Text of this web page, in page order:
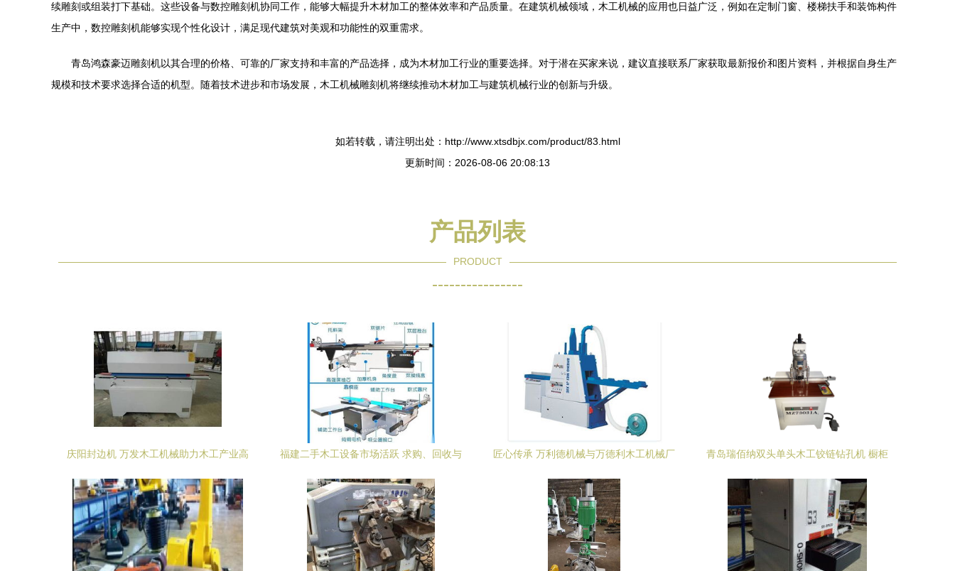
续雕刻或组装打下基础。这些设备与数控雕刻机协同工作，能够大幅提升木材加工的整体效率和产品质量。在建筑机械领域，木工机械的应用也日益广泛，例如在定制门窗、楼梯扶手和装饰构件
生产中，数控雕刻机能够实现个性化设计，满足现代建筑对美观和功能性的双重需求。
青岛鸿森豪迈雕刻机以其合理的价格、可靠的厂家支持和丰富的产品选择，成为木材加工行业的重要选择。对于潜在买家来说，建议直接联系厂家获取最新报价和图片资料，并根据自身生产
规模和技术要求选择合适的机型。随着技术进步和市场发展，木工机械雕刻机将继续推动木材加工与建筑机械行业的创新与升级。
如若转载，请注明出处：http://www.xtsdbjx.com/product/83.html
更新时间：2026-08-06 20:08:13
产品列表
PRODUCT
----------------
庆阳封边机 万发木工机械助力木工产业高
福建二手木工设备市场活跃 求购、回收与
匠心传承 万利德机械与万德利木工机械厂
青岛瑞佰纳双头单头木工铰链钻孔机 橱柜
高清图_细节图-青岛瑞佰纳机械 -